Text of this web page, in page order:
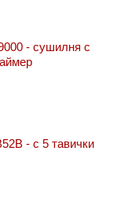
- сушилня с
- с 5 тавички